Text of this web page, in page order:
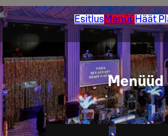
EsitlusMenüü Häät
Menüüd